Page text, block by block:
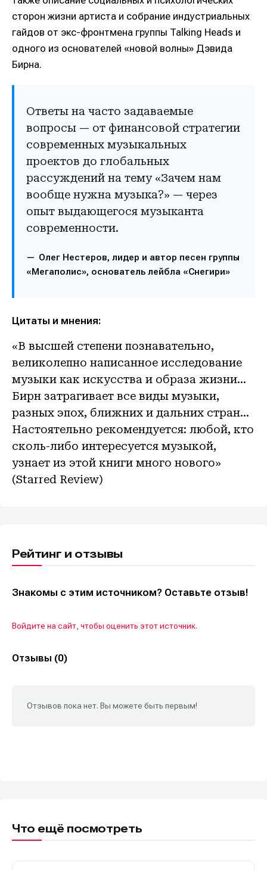
сторон жизни артиста и собрание индустриальных
гайдов от экс-фронтмена группы Talking Heads и
одного из основателей «новой волны» Дэвида
Бирна.
Ответы на часто задаваемые
вопросы — от финансовой стратегии
современных музыкальных
проектов до глобальных
рассуждений на тему «Зачем нам
вообще нужна музыка?» — через
опыт выдающегося музыканта
современности.
Олег Нестеров, лидер и автор песен группы
«Мегаполис», основатель лейбла «Снегири»
Цитаты и мнения:
«В высшей степени познавательно,
великолепно написанное исследование
музыки как искусства и образа жизни…
Бирн затрагивает все виды музыки,
разных эпох, ближних и дальних стран…
Настоятельно рекомендуется: любой, кто
сколь-либо интересуется музыкой,
узнает из этой книги много нового»
(Starred Review)
Рейтинг и отзывы
Знакомы с этим источником? Оставьте отзыв!
Войдите на сайт, чтобы оценить этот источник.
Отзывы (0)
Отзывов пока нет. Вы можете быть первым!
Что ещё посмотреть